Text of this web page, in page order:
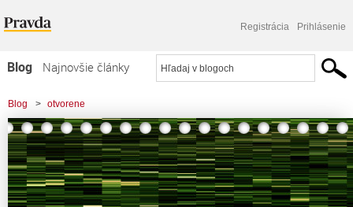
Registrácia Prihlásenie
Blog
Najnovšie články
Najčítanejšie články
Najkomentovanejšie články
Zoznam blogov
Komerčné blogy
Blog > otvorene